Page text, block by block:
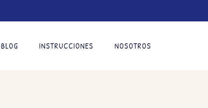
BLOG INSTRUCCIONES NOSOTROS